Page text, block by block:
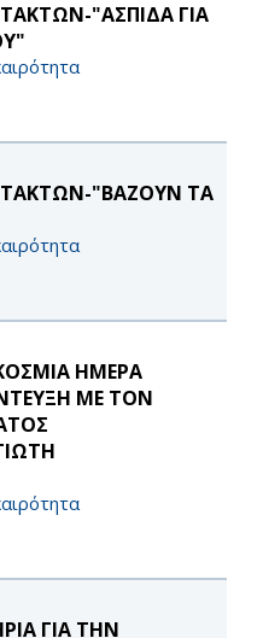
"ΑΣΠΙΔΑ ΓΙΑ
"ΒΑΖΟΥΝ ΤΑ
ΗΜΕΡΑ
ΜΕ ΤΟΝ
ΓΙΑ ΤΗΝ